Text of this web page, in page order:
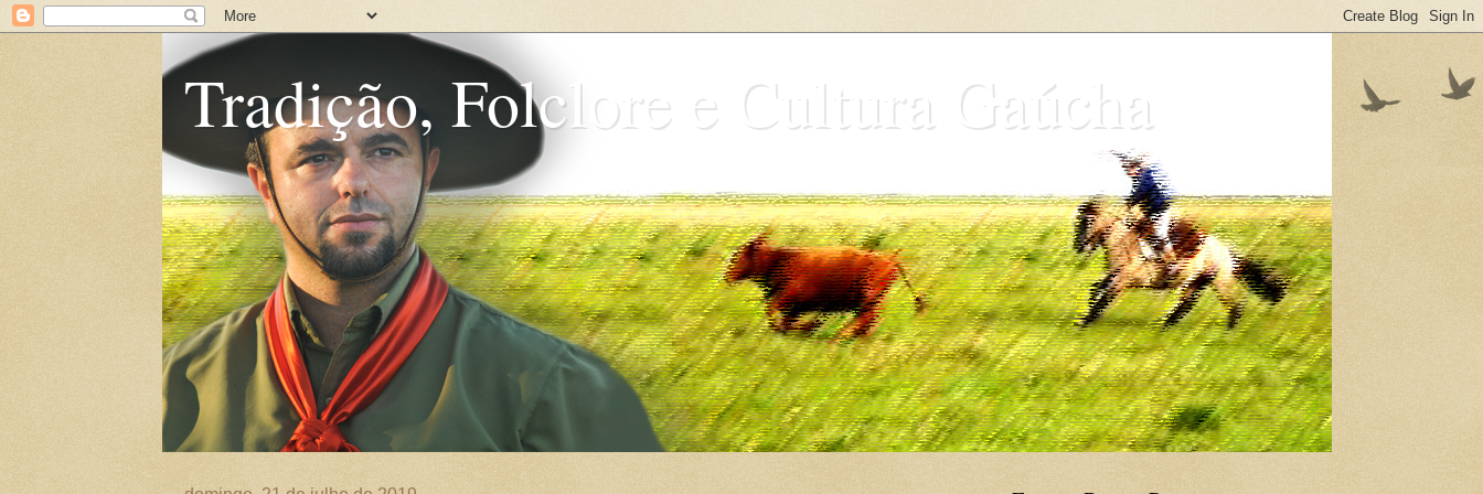
Tradição, Folclore e Cultura Gaúcha